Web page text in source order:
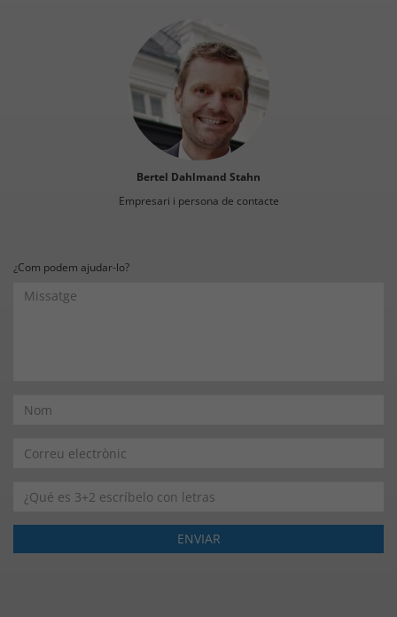
Bertel Dahlmand Stahn
Empresari i persona de contacte
¿Com podem ajudar-lo?